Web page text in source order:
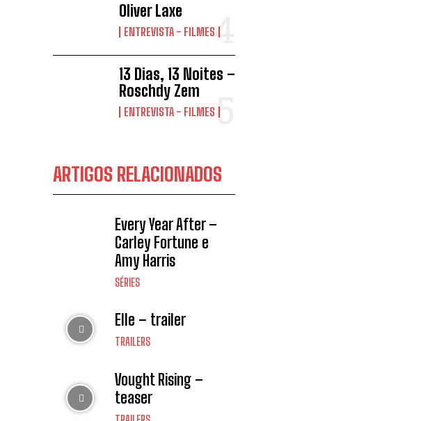
Oliver Laxe
ENTREVISTA - FILMES
13 Dias, 13 Noites –
Roschdy Zem
ENTREVISTA - FILMES
ARTIGOS RELACIONADOS
Every Year After –
Carley Fortune e
Amy Harris
SÉRIES
Elle – trailer
TRAILERS
Vought Rising –
teaser